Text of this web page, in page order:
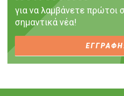
για να λαμβάνετε πρώτοι
σημαντικά νέα!